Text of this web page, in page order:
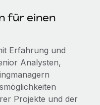
für einen
Erfahrung und
Analysten,
Projekte und der